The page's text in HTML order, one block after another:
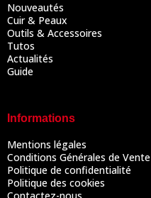
Nouveautés
Cuir & Peaux
Outils & Accessoires
Tutos
Actualités
Guide
Informations
Mentions légales
Conditions Générales de Vente
Politique de confidentialité
Politique des cookies